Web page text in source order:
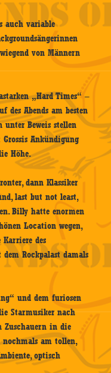
auch variable
von Männern
„Hard Times“ –
des Abends am besten
unter Beweis stellen
Ankündigung
Höhe.
dann Klassiker
last but not least,
Billy hatte enormen
Location wegen,
des
Rockpalast damals
und dem furiosen
Starmusiker nach
Zuschauern in die
nochmals am tollen,
optisch